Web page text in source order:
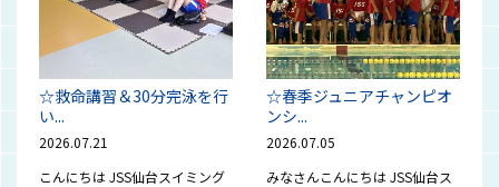
☆救命講習＆30分完泳を行
い...
2026.07.21
こんにちは JSS仙台スイミング
☆春季ジュニアチャンピオ
ンシ...
2026.07.05
みなさんこんにちは JSS仙台ス